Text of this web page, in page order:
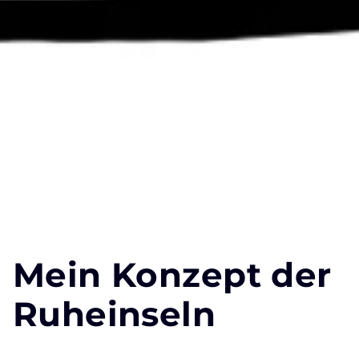
Mein Konzept der
Ruheinseln